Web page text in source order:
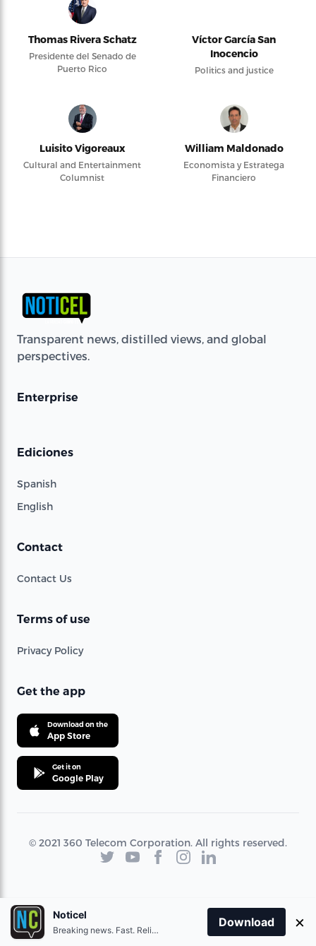
Thomas Rivera Schatz
Presidente del Senado de
Puerto Rico
Víctor García San
Inocencio
Politics and justice
Luisito Vigoreaux
Cultural and Entertainment
Columnist
William Maldonado
Economista y Estratega
Financiero
Transparent news, distilled views, and global
perspectives.
Enterprise
Ediciones
Spanish
English
Contact
Contact Us
Terms of use
Privacy Policy
Get the app
Download on the
App Store
Get it on
Google Play
© 2021 360 Telecom Corporation. All rights reserved.
Noticel
Breaking news. Fast. Reliable.
Download ×